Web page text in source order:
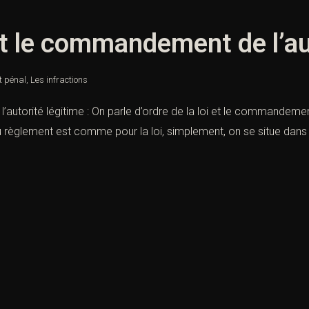
le commandement de
pénal , Les infractions
légitime : On parle d’ordre de la loi et le
règlement est comme pour la loi, simplement, on se situe